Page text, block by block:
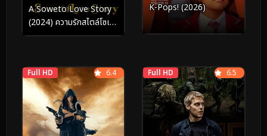
A Soweto Love Story
(2024) ความรักสไตล์โซเว
โต
K-Pops! (2026)
Full HD 6.4 Full HD 6.5